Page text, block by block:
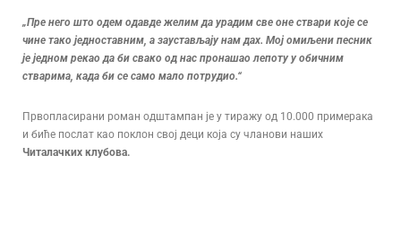
„Пре него што одем одавде желим да урадим све оне ствари које се
чине тако једноставним, а заустављају нам дах. Мој омиљени песник
је једном рекао да би свако од нас пронашао лепоту у обичним
стварима, када би се само мало потрудио.“
Првопласирани роман одштампан је у тиражу од 10.000 примерака
и биће послат као поклон свој деци која су чланови наших
Читалачких клубова.